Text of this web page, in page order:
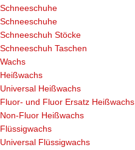
Schneeschuhe
Schneeschuhe
Schneeschuh Stöcke
Schneeschuh Taschen
Wachs
Heißwachs
Universal Heißwachs
Fluor- und Fluor Ersatz Heißwachs
Non-Fluor Heißwachs
Flüssigwachs
Universal Flüssigwachs